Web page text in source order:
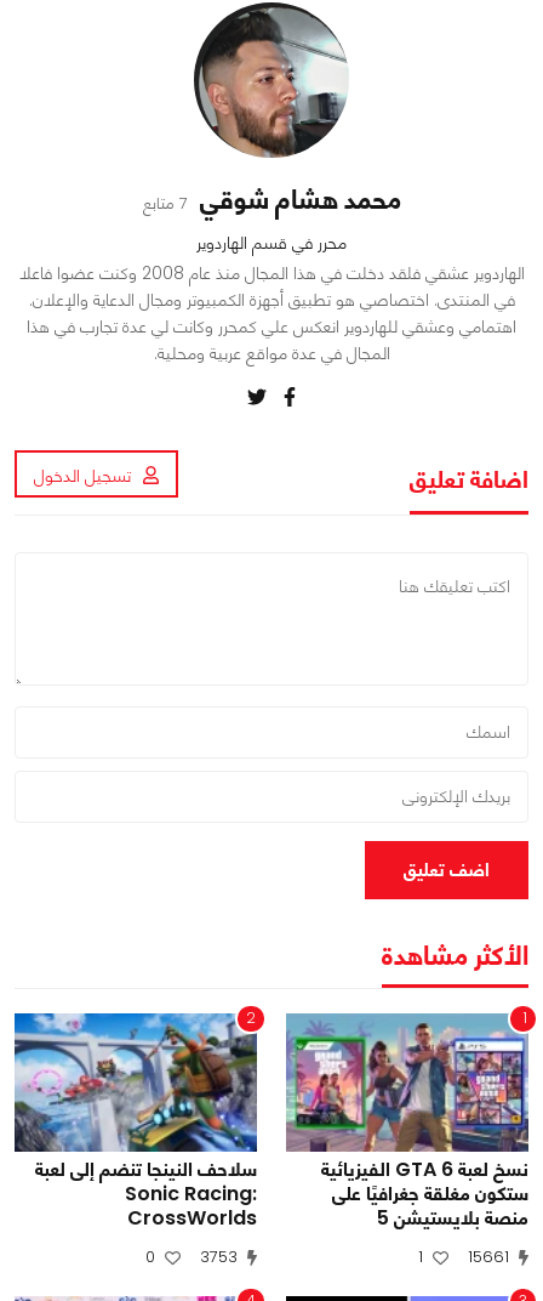
محمد هشام شوقي 7 متابع
محرر في قسم الهاردوير
الهاردوير عشقي فلقد دخلت في هذا المجال منذ عام 2008 وكنت عضوا فاعلا
في المنتدى. اختصاصي هو تطبيق أجهزة الكمبيوتر ومجال الدعاية والإعلان.
اهتمامي وعشقي للهاردوير انعكس علي كمحرر وكانت لي عدة تجارب في هذا
المجال في عدة مواقع عربية ومحلية.
اضافة تعليق تسجيل الدخول
اضف تعليق
الأكثر مشاهدة
1
نسخ لعبة GTA 6 الفيزيائية
ستكون مغلقة جغرافيًا على
منصة بلايستيشن 5
15661
1
2
سلاحف النينجا تنضم إلى لعبة
Sonic Racing:
CrossWorlds
3753
0